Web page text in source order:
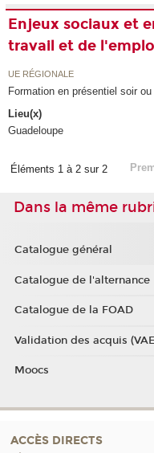
Enjeux sociaux et
travail et de
UE RÉGIONALE
Formation en présentiel soir ou
Lieu(x)
Guadeloupe
Éléments 1 à 2 sur 2
Dans la même
Catalogue général
Catalogue de l'alternance
Catalogue de la FOAD
Validation des acquis
Moocs
ACCÈS DIRECTS